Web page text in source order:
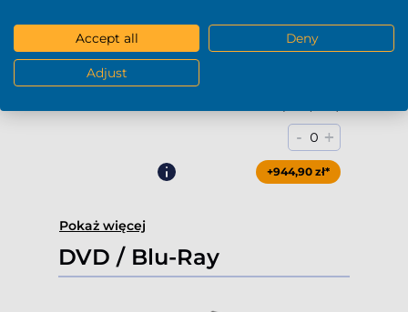
- 0 +
+944,90 zł*
Pokaż więcej
DVD / Blu-Ray
Accept all Deny
Adjust